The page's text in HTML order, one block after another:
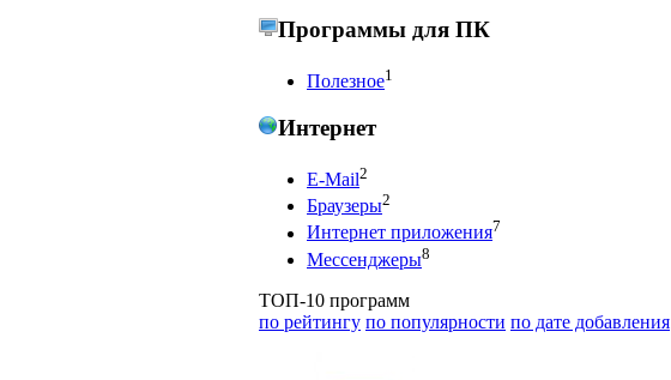
Программы для ПК
Полезное1
Интернет
E-Mail2
Браузеры2
Интернет приложения7
Мессенджеры8
ТОП-10 программ
по рейтингу по популярности по дате добавления